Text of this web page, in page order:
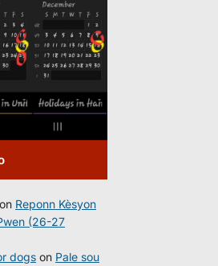
on Reponn Kèsyon
(26-27
dogs on Pale sou